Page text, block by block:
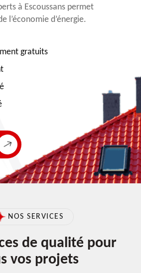
à Escoussans permet
l’économie d’énergie.
gratuits
NOS SERVICES
de qualité pour
vos projets